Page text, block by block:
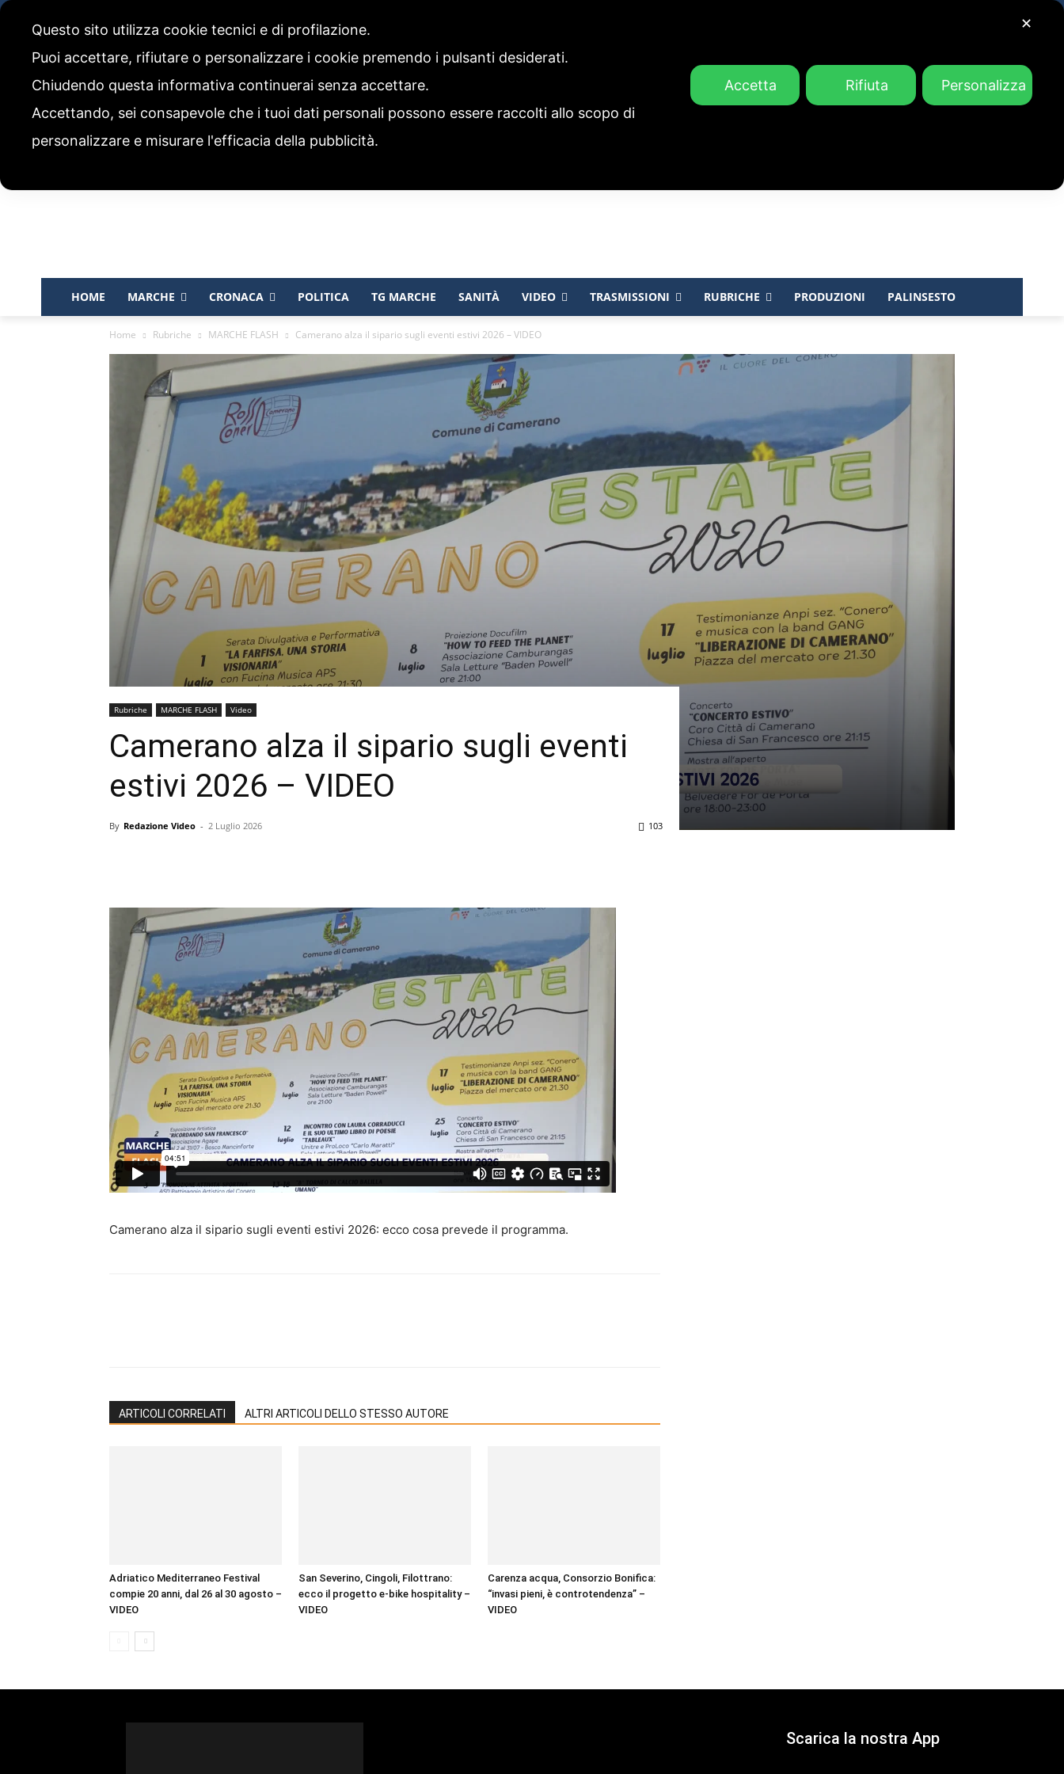
CODICE ETICO E POLITICA EDITORIALE
HOME MARCHE CRONACA POLITICA TG MARCHE SANITÀ VIDEO TRASMISSIONI RUBRICHE PRODUZIONI PALINSESTO
Home Rubriche MARCHE FLASH Camerano alza il sipario sugli eventi estivi 2026 – VIDEO
Rubriche MARCHE FLASH Video
Camerano alza il sipario sugli eventi
estivi 2026 – VIDEO
By Redazione Video - 2 Luglio 2026 103
Camerano alza il sipario sugli eventi estivi 2026: ecco cosa prevede il programma.
ARTICOLI CORRELATI ALTRI ARTICOLI DELLO STESSO AUTORE
Adriatico Mediterraneo Festival
compie 20 anni, dal 26 al 30 agosto –
VIDEO
San Severino, Cingoli, Filottrano:
ecco il progetto e-bike hospitality –
VIDEO
Carenza acqua, Consorzio Bonifica:
“invasi pieni, è controtendenza” –
VIDEO
Scarica la nostra App
✕
Questo sito utilizza cookie tecnici e di profilazione.
Puoi accettare, rifiutare o personalizzare i cookie premendo i pulsanti desiderati.
Chiudendo questa informativa continuerai senza accettare.
Accettando, sei consapevole che i tuoi dati personali possono essere raccolti allo scopo di
personalizzare e misurare l'efficacia della pubblicità.
Accetta Rifiuta Personalizza